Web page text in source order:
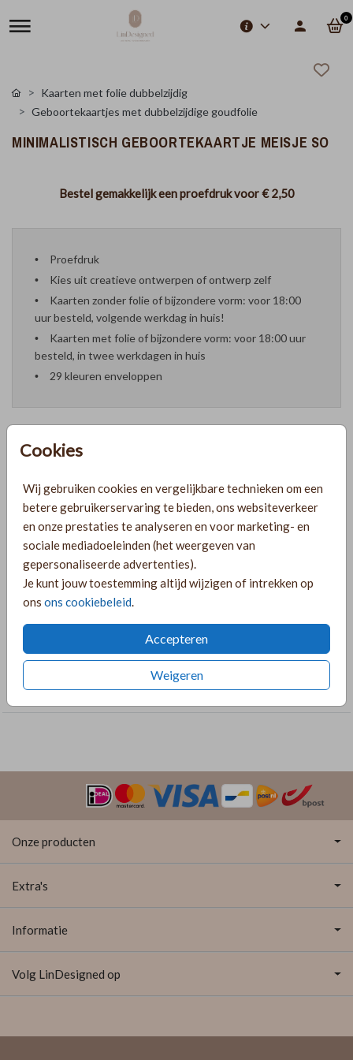
0
Cookies
Wij gebruiken cookies en vergelijkbare technieken om een
betere gebruikerservaring te bieden, ons websiteverkeer
en onze prestaties te analyseren en voor marketing- en
sociale mediadoeleinden (het weergeven van
gepersonaliseerde advertenties).
Je kunt jouw toestemming altijd wijzigen of intrekken op
ons ons cookiebeleid.
Accepteren
Weigeren
Kaarten met folie dubbelzijdig
Geboortekaartjes met dubbelzijdige goudfolie
MINIMALISTISCH GEBOORTEKAARTJE MEISJE SO
Bestel gemakkelijk een proefdruk voor€ 2,50
Proefdruk
Kies uit creatieve ontwerpen of ontwerp zelf
Kaarten zonder folie of bijzondere vorm: voor 18:00
uur besteld, volgende werkdag in huis!
Kaarten met folie of bijzondere vorm: voor 18:00 uur
besteld, in twee werkdagen in huis
29 kleuren enveloppen
PRODUCTINFORMATIE
OMSCHRIJVING
Geboortekaartje in de vorm van een roos met de naam
Rosie in folie. Meisjesnaam Roos, Rosa of Rosie.
COLLECTIE
Geboortekaartjes met dubbelzijdige goudfolie
Onze producten
Extra's
Informatie
Volg LinDesigned op